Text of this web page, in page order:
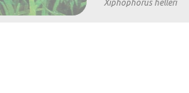
Xiphophorus helleri